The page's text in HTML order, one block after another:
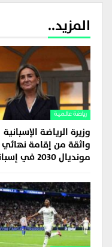
المزيد..
رياضة عالمية
وزيرة الرياضة الإسبانية
واثقة من إقامة نهائي
مونديال 2030 في إسبانيا